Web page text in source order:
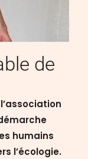
de
humains
l’écologie.